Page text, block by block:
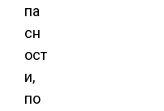
па
сн
ост
и,
по